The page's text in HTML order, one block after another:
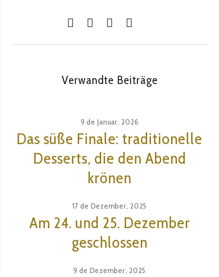
Verwandte Beiträge
9 de Januar, 2026
Das süße Finale: traditionelle
Desserts, die den Abend
krönen
17 de Dezember, 2025
Am 24. und 25. Dezember
geschlossen
9 de Dezember, 2025